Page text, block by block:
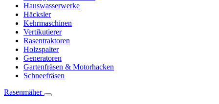
Hauswasserwerke
Häcksler
Kehrmaschinen
Vertikutierer
Rasentraktoren
Holzspalter
Generatoren
Gartenfräsen & Motorhacken
Schneefräsen
Rasenmäher